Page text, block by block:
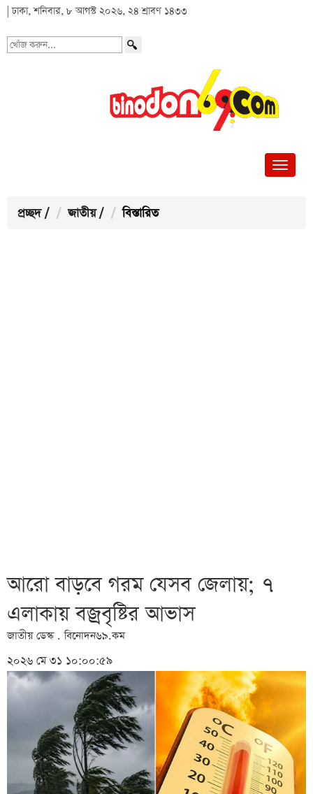
| ঢাকা, শনিবার, ৮ আগস্ট ২০২৬, ২৪ শ্রাবণ ১৪৩৩
খোঁজ
প্রচ্ছদ / জাতীয় / বিস্তারিত
আরো বাড়বে গরম যেসব জেলায়; ৭
এলাকায় বজ্রবৃষ্টির আভাস
জাতীয় ডেস্ক . বিনোদন৬৯.কম
২০২৬ মে ৩১ ১০:০০:৫৯